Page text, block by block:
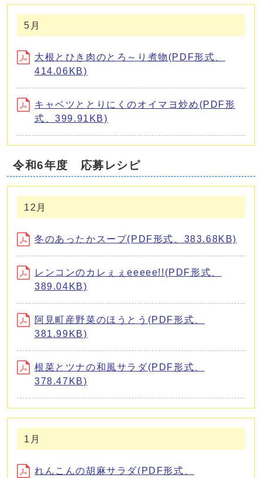
5月
大根とひき肉のとろ～り煮物(PDF形式、
414.06KB)
キャベツととりにくのオイマヨ炒め(PDF形
式、399.91KB)
令和6年度 応募レシピ
12月
冬のあったかスープ(PDF形式、383.68KB)
レンコンのカレぇぇeeeee!!(PDF形式、
389.04KB)
阿見町産野菜のほうとう(PDF形式、
381.99KB)
根菜とツナの和風サラダ(PDF形式、
378.47KB)
1月
れんこんの胡麻サラダ(PDF形式、